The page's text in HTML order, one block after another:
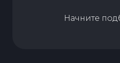
Начните